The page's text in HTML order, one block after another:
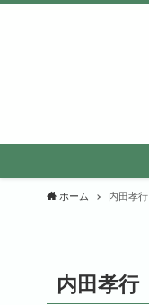
ホーム 内田孝行
内田孝行